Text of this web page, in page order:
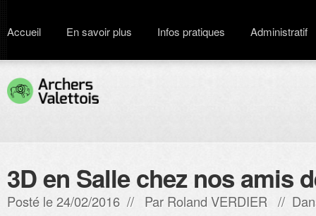
Accueil En savoir plus Infos pratiques Administratif
3D en Salle chez nos amis
Posté le 24/02/2016 // Par Roland VERDIER //